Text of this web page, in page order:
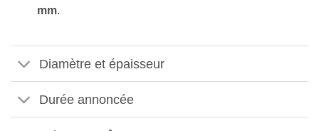
mm.
Diamètre et épaisseur
Durée annoncée
Appliquer les filtres